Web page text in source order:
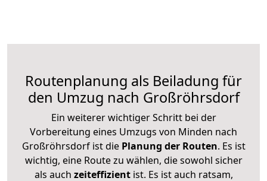
Routenplanung als Beiladung für
den Umzug nach Großröhrsdorf
Ein weiterer wichtiger Schritt bei der
Vorbereitung eines Umzugs von Minden nach
Großröhrsdorf ist diePlanung der Routen. Es ist
wichtig, eine Route zu wählen, die sowohl sicher
als auch zeiteffizientist. Es ist auch ratsam,